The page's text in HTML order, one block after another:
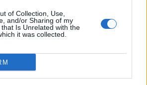
of Collection, Use,
and/or Sharing of my
Is Unrelated with the
it was collected.